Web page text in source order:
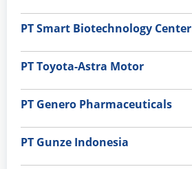
PT Smart Biotechnology Center
PT Toyota-Astra Motor
PT Genero Pharmaceuticals
PT Gunze Indonesia